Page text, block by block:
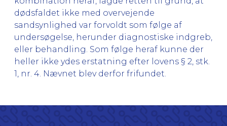
dødsfaldet ikke med overvejende
sandsynlighed var forvoldt som følge af
undersøgelse, herunder diagnostiske indgreb,
eller behandling. Som følge heraf kunne der
heller ikke ydes erstatning efter lovens § 2, stk.
1, nr. 4. Nævnet blev derfor frifundet.